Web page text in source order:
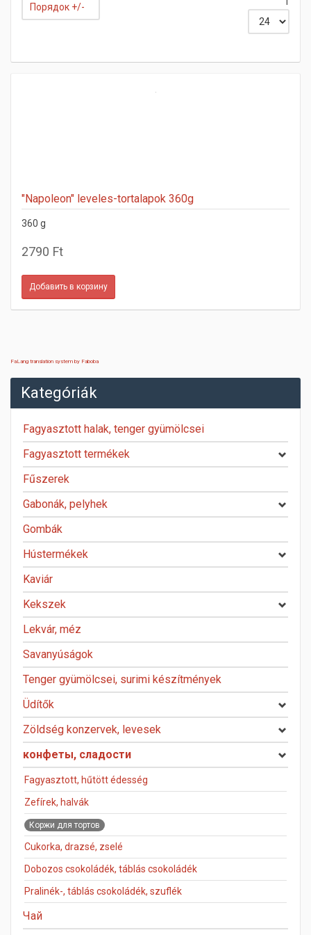
Порядок +/-
"Napoleon" leveles-tortalapok 360g
360 g
2790 Ft
FaLang translation system by Faboba
Kategóriák
Fagyasztott halak, tenger gyümölcsei
Fagyasztott termékek
Fűszerek
Gabonák, pelyhek
Gombák
Hústermékek
Kaviár
Kekszek
Lekvár, méz
Savanyúságok
Tenger gyümölcsei, surimi készítmények
Üdítők
Zöldség konzervek, levesek
конфеты, сладости
Fagyasztott, hűtött édesség
Zefírek, halvák
Коржи для тортов
Cukorka, drazsé, zselé
Dobozos csokoládék, táblás csokoládék
Pralinék-, táblás csokoládék, szuflék
Чай